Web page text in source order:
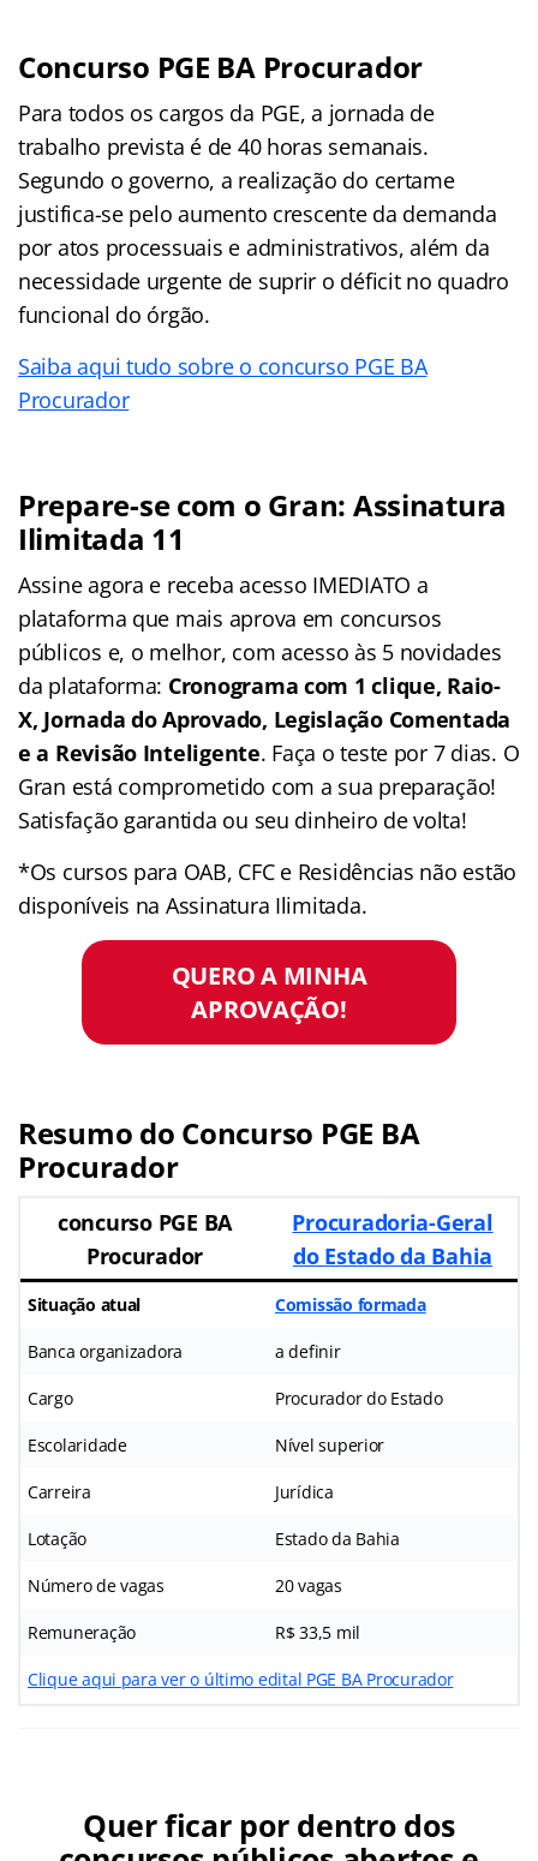
Concurso PGE BA Procurador
Para todos os cargos da PGE, a jornada de
trabalho prevista é de 40 horas semanais.
Segundo o governo, a realização do certame
justifica-se pelo aumento crescente da demanda
por atos processuais e administrativos, além da
necessidade urgente de suprir o déficit no quadro
funcional do órgão.
Saiba aqui tudo sobre o concurso PGE BA
Procurador
Prepare-se com o Gran: Assinatura
Ilimitada 11
Assine agora e receba acesso IMEDIATO a
plataforma que mais aprova em concursos
públicos e, o melhor, com acesso às 5 novidades
da plataforma: Cronograma com 1 clique, Raio-
X, Jornada do Aprovado, Legislação Comentada
e a Revisão Inteligente. Faça o teste por 7 dias. O
Gran está comprometido com a sua preparação!
Satisfação garantida ou seu dinheiro de volta!
*Os cursos para OAB, CFC e Residências não estão
disponíveis na Assinatura Ilimitada.
QUERO A MINHA
APROVAÇÃO!
Resumo do Concurso PGE BA
Procurador
concurso PGE BA
Procurador
Procuradoria-Geral
do Estado da Bahia
Situação atual Comissão formada
Banca organizadora a definir
Cargo Procurador do Estado
Escolaridade Nível superior
Carreira Jurídica
Lotação Estado da Bahia
Número de vagas 20 vagas
Remuneração R$ 33,5 mil
Clique aqui para ver o último edital PGE BA Procurador
Quer ficar por dentro dos